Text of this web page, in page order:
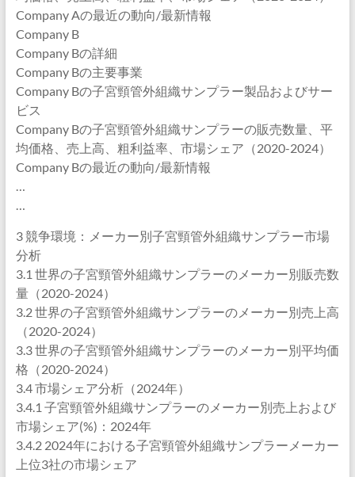
Company Aの最近の動向/最新情報
Company B
Company Bの詳細
Company Bの主要事業
Company Bの子宮頸管外組織サンプラー製品およびサー
ビス
Company Bの子宮頸管外組織サンプラーの販売数量、平
均価格、売上高、粗利益率、市場シェア（2020-2024）
Company Bの最近の動向/最新情報
…
…
3 競争環境：メーカー別子宮頸管外組織サンプラー市場
分析
3.1 世界の子宮頸管外組織サンプラーのメーカー別販売数
量（2020-2024）
3.2 世界の子宮頸管外組織サンプラーのメーカー別売上高
（2020-2024）
3.3 世界の子宮頸管外組織サンプラーのメーカー別平均価
格（2020-2024）
3.4 市場シェア分析（2024年）
3.4.1 子宮頸管外組織サンプラーのメーカー別売上および
市場シェア(%)：2024年
3.4.2 2024年における子宮頸管外組織サンプラーメーカー
上位3社の市場シェア